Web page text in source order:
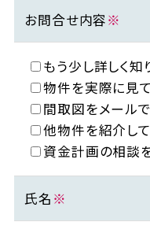
お問合せ内容※
もう少し詳しく知
物件を実際に見
間取図をメール
他物件を紹介し
資金計画の相談
氏名 ※